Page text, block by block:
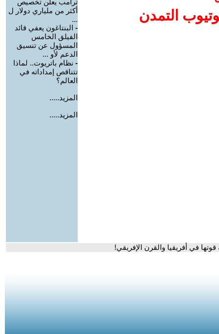
التمدن
ترامب يعلن تخصيص
أكثر من ملياري دولار ل
...
- البنتاغون يعفي قائد
الفيلق الخامس
المسؤول عن تنسيق
الدعم لأو ...
- نظام باتريوت.. لماذا
تتناقص إمداداته في
العالم؟
المزيد.....
المزيد.....
في أفريقيا والقرن الإفريقي!